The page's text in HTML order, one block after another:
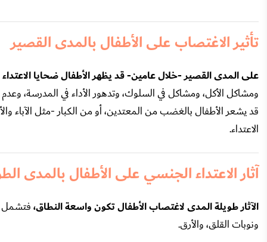
تأثير الاغتصاب على الأطفال بالمدى القصير
على المدى القصير -خلال عامين- قد يظهر الأطفال ضحايا
ومشاكل الأكل، ومشاكل في السلوك، وتدهور الأداء في المدرسة، وعدم
قد يشعر الأطفال بالغضب من المعتدين، أو من الكبار -مثل
الاعتداء.
آثار الاعتداء الجنسي على الأطفال بالمدى
الآثار طويلة المدى لاغتصاب الأطفال تكون واسعة النطاق،فتشمل
ونوبات القلق، والأرق.